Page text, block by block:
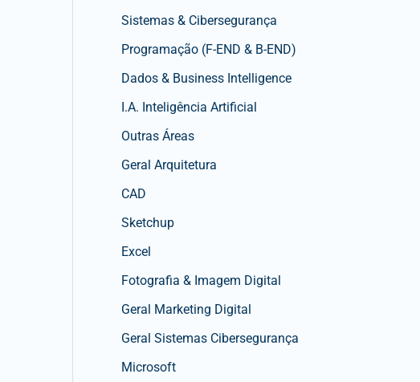
Sistemas & Cibersegurança
Programação (F-END & B-END)
Dados & Business Intelligence
I.A. Inteligência Artificial
Outras Áreas
Geral Arquitetura
CAD
Sketchup
Excel
Fotografia & Imagem Digital
Geral Marketing Digital
Geral Sistemas Cibersegurança
Microsoft